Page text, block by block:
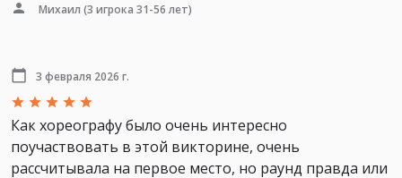
Михаил (3 игрока 31-56 лет)
3 февраля 2026 г.
Как хореографу было очень интересно
поучаствовать в этой викторине, очень
рассчитывала на первое место, но раунд правда или